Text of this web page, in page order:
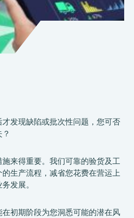
发现缺陷或批次性问题，您可否
来得重要。我们可靠的验货及工
生产流程，减省您花费在营运上
发展。
初期阶段为您洞悉可能的潜在风